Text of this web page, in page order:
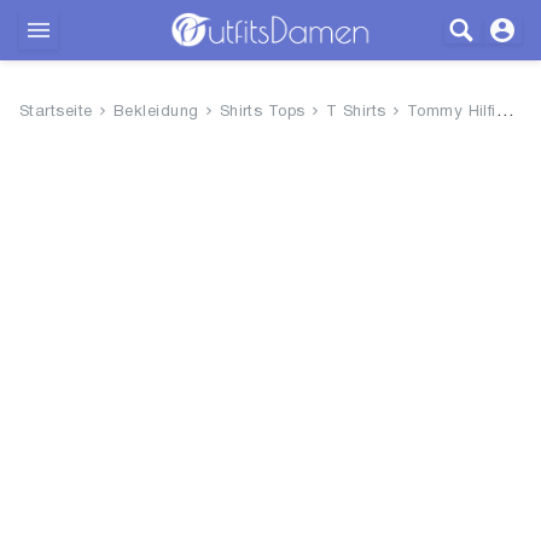
Startseite Bekleidung Shirts Tops T Shirts Tommy Hilfiger Damen T-Shirt K...